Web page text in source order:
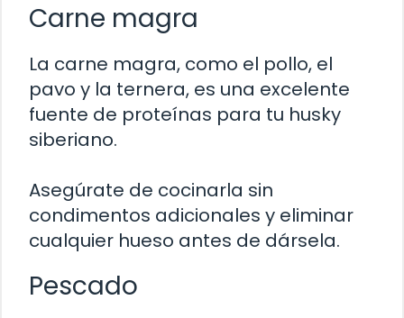
Carne magra
La carne magra, como el pollo, el
pavo y la ternera, es una excelente
fuente de proteínas para tu husky
siberiano.
Asegúrate de cocinarla sin
condimentos adicionales y eliminar
cualquier hueso antes de dársela.
Pescado